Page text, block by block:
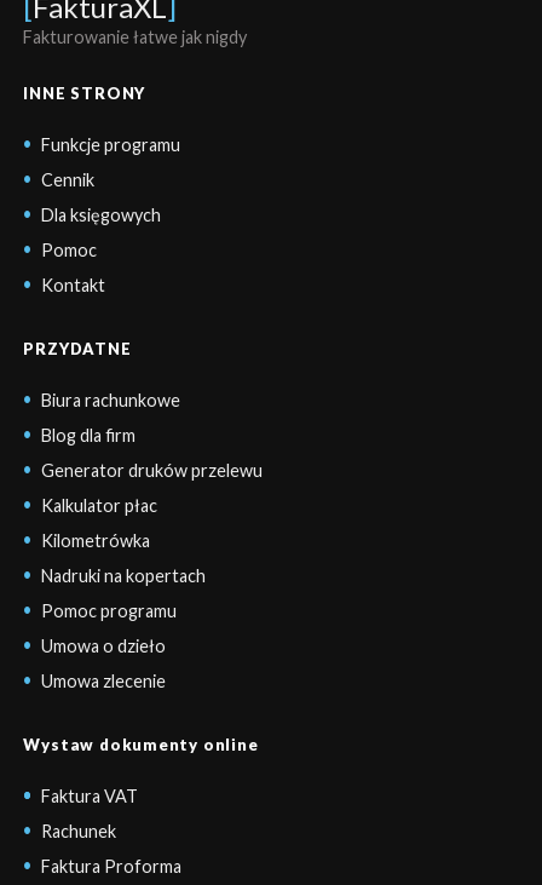
Fakturowanie łatwe jak nigdy
INNE STRONY
Funkcje programu
Cennik
Dla księgowych
Pomoc
Kontakt
PRZYDATNE
Biura rachunkowe
Blog dla firm
Generator druków przelewu
Kalkulator płac
Kilometrówka
Nadruki na kopertach
Pomoc programu
Umowa o dzieło
Umowa zlecenie
Wystaw dokumenty online
Faktura VAT
Rachunek
Faktura Proforma